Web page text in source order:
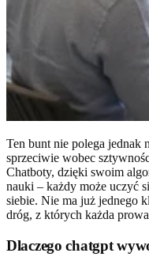
Ten bunt nie polega jednak
sprzeciwie wobec
Chatboty, dzięki swoim
nauki – każdy może uczyć
siebie. Nie ma już jednego
dróg, z których każda
Dlaczego chatgpt